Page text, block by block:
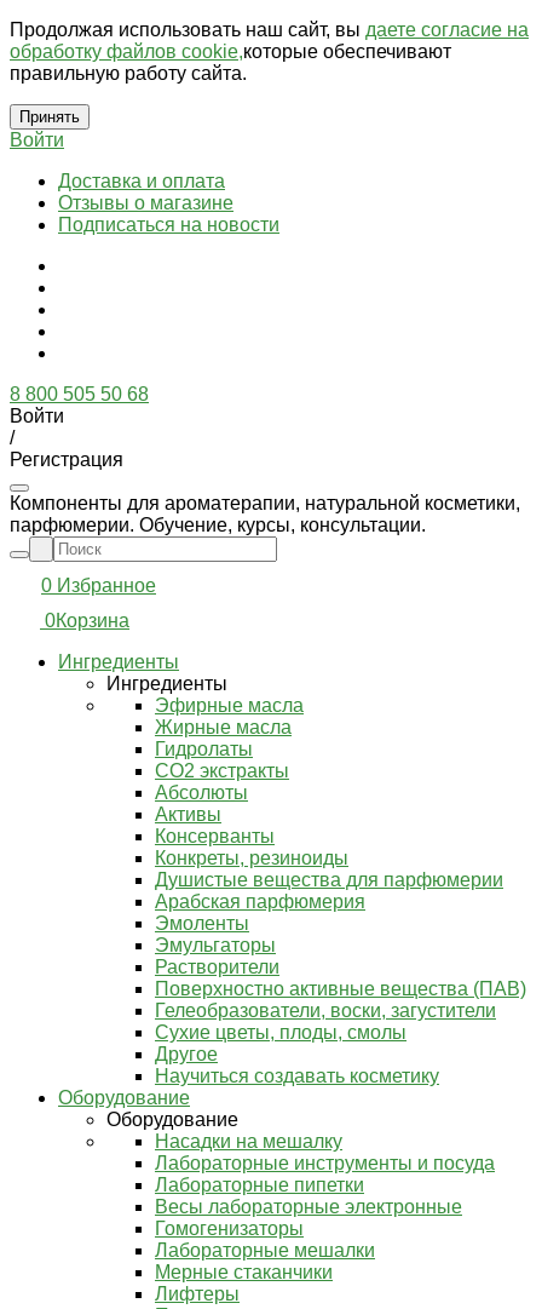
Продолжая использовать наш сайт, вы даете согласие на
обработку файлов cookie,которые обеспечивают
правильную работу сайта.
Принять
Войти
Доставка и оплата
Отзывы о магазине
Подписаться на новости
8 800 505 50 68
Войти
/
Регистрация
Компоненты для ароматерапии, натуральной косметики,
парфюмерии. Обучение, курсы, консультации.
0 Избранное
0Корзина
Ингредиенты
Ингредиенты
Эфирные масла
Жирные масла
Гидролаты
СО2 экстракты
Абсолюты
Активы
Консерванты
Конкреты, резиноиды
Душистые вещества для парфюмерии
Арабская парфюмерия
Эмоленты
Эмульгаторы
Растворители
Поверхностно активные вещества (ПАВ)
Гелеобразователи, воски, загустители
Сухие цветы, плоды, смолы
Другое
Научиться создавать косметику
Оборудование
Оборудование
Насадки на мешалку
Лабораторные инструменты и посуда
Лабораторные пипетки
Весы лабораторные электронные
Гомогенизаторы
Лабораторные мешалки
Мерные стаканчики
Лифтеры